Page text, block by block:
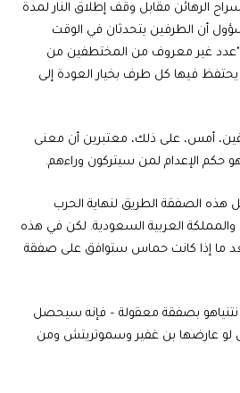
الرهائن مقابل وقف إطلاق النار لمدة
أن الطرفين يتحدثان في الوقت
"عدد غير معروف من المختطفين من
يحتفظ فيها كل طرف بخيار العودة إلى
أمس، على ذلك، معتبرين أن معنى
حكم الإعدام لمن سيتركون وراءهم.
هذه الصفقة الطريق لنهاية الحرب
والمملكة العربية السعودية. لكن في هذه
ما إذا كانت حماس ستوافق على صفقة
بصفقة معقولة – فإنه سيحصل
لو عارضها بن غفير وسموتريتش ومن